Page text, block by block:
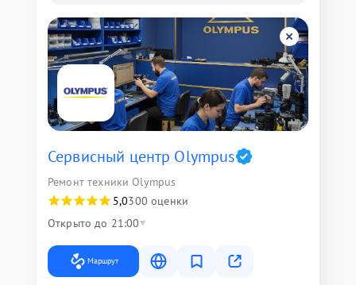
Сервисный центр Olympus
Ремонт техники Olympus
5,0300 оценки
Открыто до 21:00
Маршрут